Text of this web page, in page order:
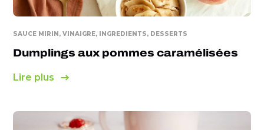
SAUCE MIRIN, VINAIGRE, INGREDIENTS, DESSERTS
Dumplings aux pommes caramélisées
Lire plus